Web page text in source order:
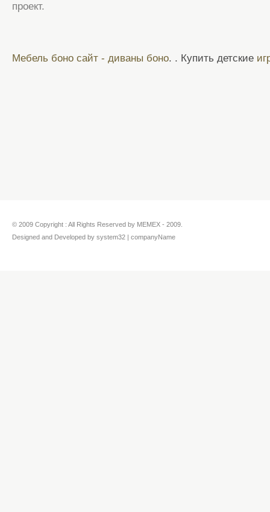
проект.
Мебель боно сайт - диваны боно. . Купить детские
© 2009 Copyright : All Rights Reserved by MEMEX - 2009.
Designed and Developed by system32 | companyName